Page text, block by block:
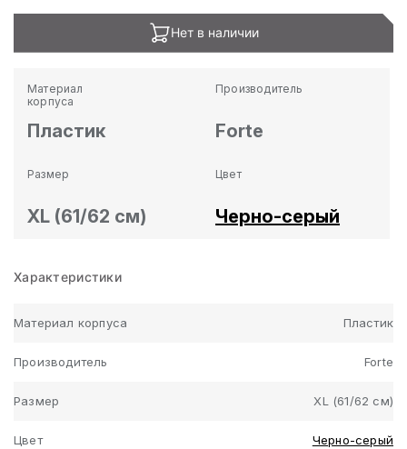
Нет в наличии
Материал
корпуса
Пластик
Производитель
Forte
Размер
XL (61/62 см)
Цвет
Черно-серый
Характеристики
Материал корпуса Пластик
Производитель Forte
Размер XL (61/62 см)
Цвет Черно-серый